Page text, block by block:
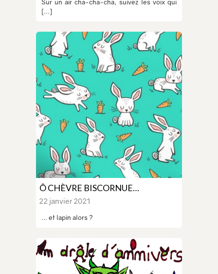
Sur un air cha-cha-cha, suivez les voix qui
[...]
Ô CHÈVRE BISCORNUE…
22 janvier 2021
... et lapin alors ?